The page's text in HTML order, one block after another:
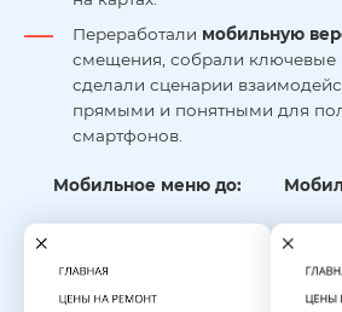
Переработали мобильную
смещения, собрали ключевые
сделали сценарии
прямыми и понятными для
смартфонов.
Мобильное меню до: